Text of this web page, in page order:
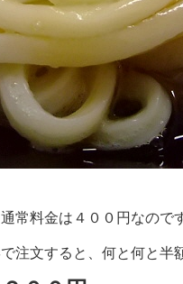
常料金は４００円なの
で注文すると、何と何と半